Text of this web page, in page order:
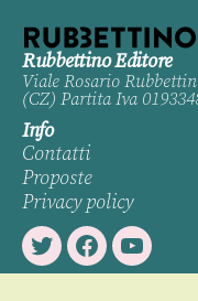
Rubbettino Editore
Viale Rosario
(CZ) Partita Iva
Info
Contatti
Proposte
Privacy policy
TwitterFacebookYoutube